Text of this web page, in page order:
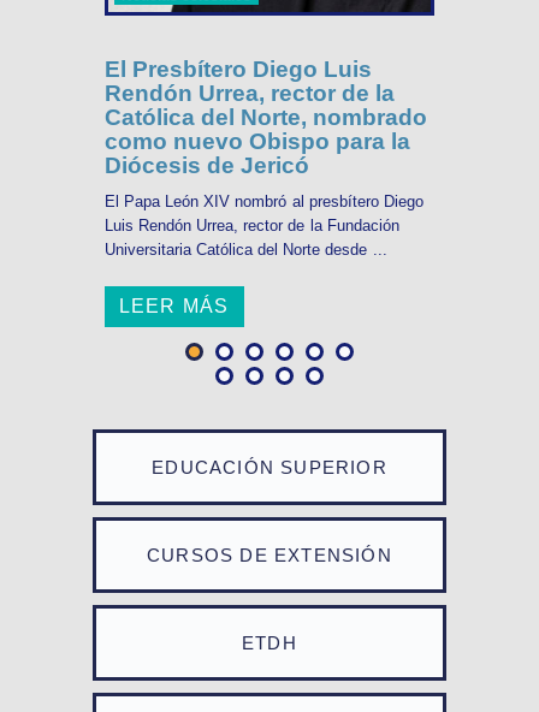
EDUCACIÓN SUPERIOR
CURSOS DE EXTENSIÓN
ETDH
El Presbítero Diego Luis
Rendón Urrea, rector de la
Católica del Norte, nombrado
como nuevo Obispo para la
Diócesis de Jericó
El Papa León XIV nombró al presbítero Diego
Luis Rendón Urrea, rector de la Fundación
Universitaria Católica del Norte desde ...
LEER MÁS